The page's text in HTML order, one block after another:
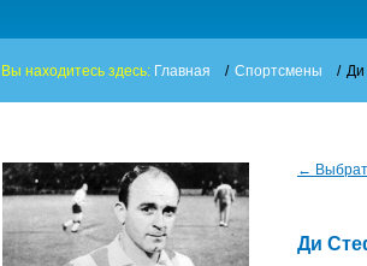
Вы находитесь здесь: Главная / Спортсмены / Ди
←
Ди